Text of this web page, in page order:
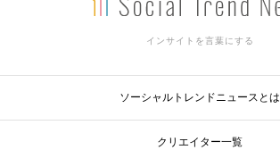
インサイトを言葉にする
ソーシャルトレンドニュースとは
クリエイター一覧